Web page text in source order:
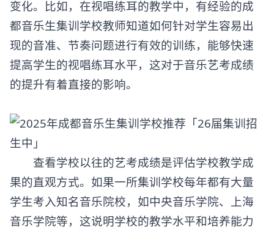
变化。比如，在视唱练耳的教学中，有经验的成
都音乐生集训学校教师知道如何针对学生容易出
现的音准、节奏问题进行有效的训练，能够快速
提高学生的视唱练耳水平，这对于音乐艺考成绩
的提升有着直接的影响。
查看学校以往的艺考成绩是评估学校教学成
果的直观方式。如果一所集训学校每年都有大量
学生考入知名音乐院校，如中央音乐学院、上海
音乐学院等，这说明学校的教学水平和培养能力